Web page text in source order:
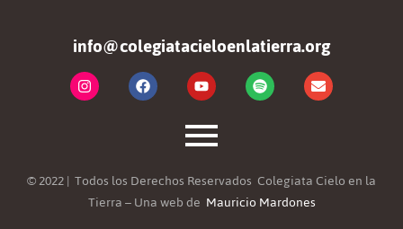
info@colegiatacieloenlatierra.org
© 2022 | Todos los Derechos Reservados Colegiata Cielo en la
Tierra – Una web de Mauricio Mardones